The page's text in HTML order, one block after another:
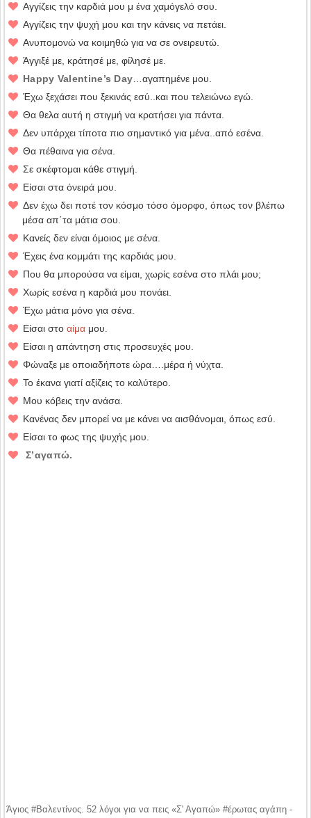
Αγγίζεις την καρδιά μου μ ένα χαμόγελό σου.
Αγγίζεις την ψυχή μου και την κάνεις να πετάει.
Ανυπομονώ να κοιμηθώ για να σε ονειρευτώ.
Άγγιξέ με, κράτησέ με, φίλησέ με.
Happy Valentine’s Day …αγαπημένε μου.
Έχω ξεχάσει που ξεκινάς εσύ..και που τελειώνω εγώ.
Θα θελα αυτή η στιγμή να κρατήσει για πάντα.
Δεν υπάρχει τίποτα πιο σημαντικό για μένα..από εσένα.
Θα πέθαινα για σένα.
Σε σκέφτομαι κάθε στιγμή.
Είσαι στα όνειρά μου.
Δεν έχω δει ποτέ τον κόσμο τόσο όμορφο, όπως τον βλέπω
μέσα απ΄τα μάτια σου.
Κανείς δεν είναι όμοιος με σένα.
Έχεις ένα κομμάτι της καρδιάς μου.
Που θα μπορούσα να είμαι, χωρίς εσένα στο πλάι μου;
Χωρίς εσένα η καρδιά μου πονάει.
Έχω μάτια μόνο για σένα.
Είσαι στο αίμα μου.
Είσαι η απάντηση στις προσευχές μου.
Φώναξε με οποιαδήποτε ώρα….μέρα ή νύχτα.
Το έκανα γιατί αξίζεις το καλύτερο.
Μου κόβεις την ανάσα.
Κανένας δεν μπορεί να με κάνει να αισθάνομαι, όπως εσύ.
Είσαι το φως της ψυχής μου.
Σ’αγαπώ.
Άγιος #Βαλεντίνος. 52 λόγοι για να πεις «Σ' Αγαπώ» #έρωτας αγάπη -